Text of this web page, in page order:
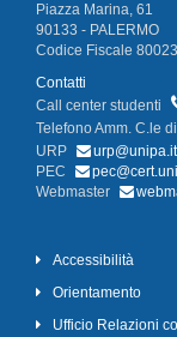
Piazza Marina, 61
90133 - PALERMO
Codice Fiscale
Contatti
Call center studenti
Telefono Amm. C.le
URP
urp@unipa.it
PEC
Webmaster
Accessibilità
Orientamento
Ufficio Relazioni